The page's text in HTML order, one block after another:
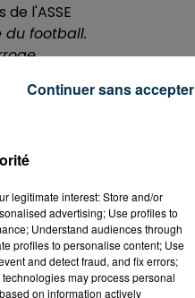
l'ASSE
du football.
qui
le dos
sont en
que ça
C’est de
vous
legitimate interest: Store and/or
advertising; Use profiles to
Understand audiences through
profiles to personalise content; Use
and detect fraud, and fix errors;
may process personal
on information actively
Continuer sans accepter